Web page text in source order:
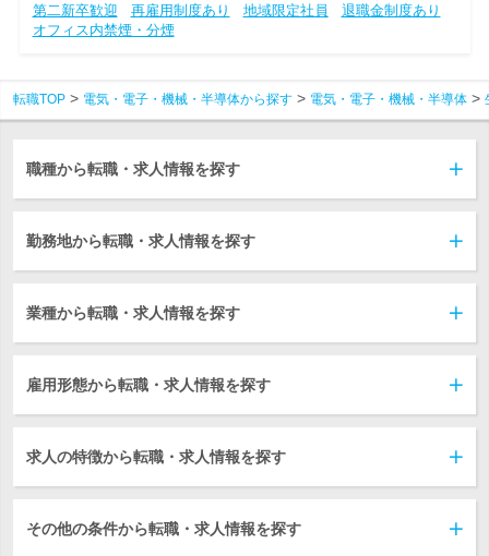
第二新卒歓迎
再雇用制度あり 地域限定社員
退職金制度あり
オフィス内禁煙・分煙
転職TOP 電気・電子・機械・半導体から探す 電気・電子・機械・半導体
職種から転職・求人情報を探す
勤務地から転職・求人情報を探す
業種から転職・求人情報を探す
雇用形態から転職・求人情報を探す
求人の特徴から転職・求人情報を探す
その他の条件から転職・求人情報を探す